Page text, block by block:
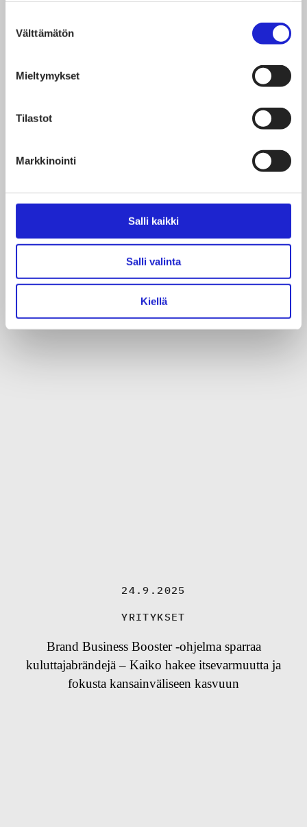
valinta
Välttämätön
Mieltymykset
Tilastot
Markkinointi
Salli kaikki
Salli valinta
Kiellä
10.12.2025
Villasta on moneksi – Nordic Wool Initiative
tehostaa pohjoismaalaisen villan käyttöä
24.9.2025
YRITYKSET
Brand Business Booster -ohjelma sparraa
kuluttajabrändejä – Kaiko hakee itsevarmuutta ja
fokusta kansainväliseen kasvuun